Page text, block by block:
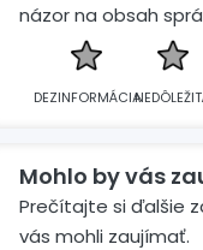
názor na obsah
DEZINFORMÁCIA
Mohlo by vás
Prečítajte si ďalšie
vás mohli zaujímať.